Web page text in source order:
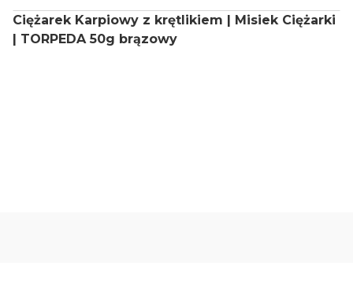
Ciężarek Karpiowy z krętlikiem | Misiek Ciężarki
| TORPEDA 50g brązowy